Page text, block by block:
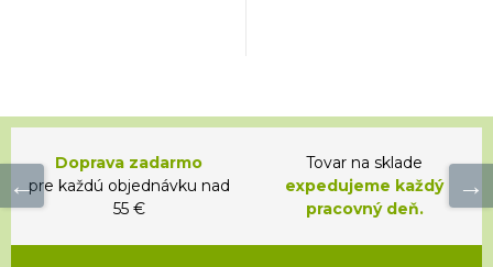
Doprava zadarmo
pre každú objednávku nad
55 €
Tovar na sklade
expedujeme každý
pracovný deň.